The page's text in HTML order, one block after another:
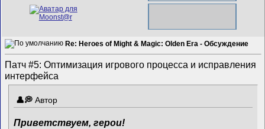
Re: Heroes of Might & Magic: Olden Era - Обсуждение
Патч #5: Оптимизация игрового процесса и исправления
интерфейса
Автор
Приветствуем, герои!